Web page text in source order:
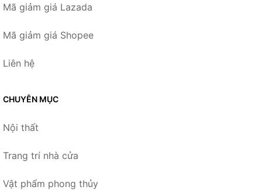
Mã giảm giá Lazada
Mã giảm giá Shopee
Liên hệ
CHUYÊN MỤC
Nội thất
Trang trí nhà cửa
Vật phẩm phong thủy